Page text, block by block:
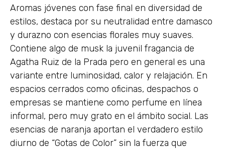
Aromas jóvenes con fase final en diversidad de
estilos, destaca por su neutralidad entre damasco
y durazno con esencias florales muy suaves.
Contiene algo de musk la juvenil fragancia de
Agatha Ruiz de la Prada pero en general es una
variante entre luminosidad, calor y relajación. En
espacios cerrados como oficinas, despachos o
empresas se mantiene como perfume en línea
informal, pero muy grato en el ámbito social. Las
esencias de naranja aportan el verdadero estilo
diurno de “Gotas de Color” sin la fuerza que